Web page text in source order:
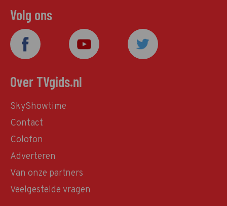
Volg ons
Over TVgids.nl
SkyShowtime
Contact
Colofon
Adverteren
Van onze partners
Veelgestelde vragen